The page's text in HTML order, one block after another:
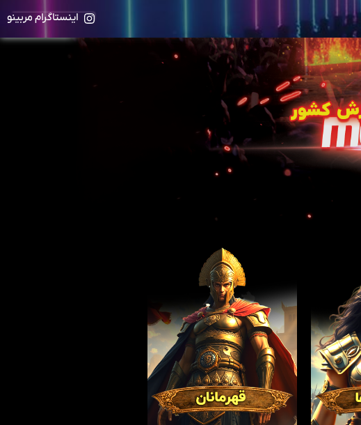
اینستاگرام مربینو